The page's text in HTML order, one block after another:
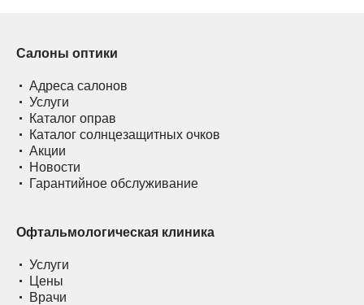
Салоны оптики
Адреса салонов
Услуги
Каталог оправ
Каталог солнцезащитных очков
Акции
Новости
Гарантийное обслуживание
Офтальмологическая клиника
Услуги
Цены
Врачи